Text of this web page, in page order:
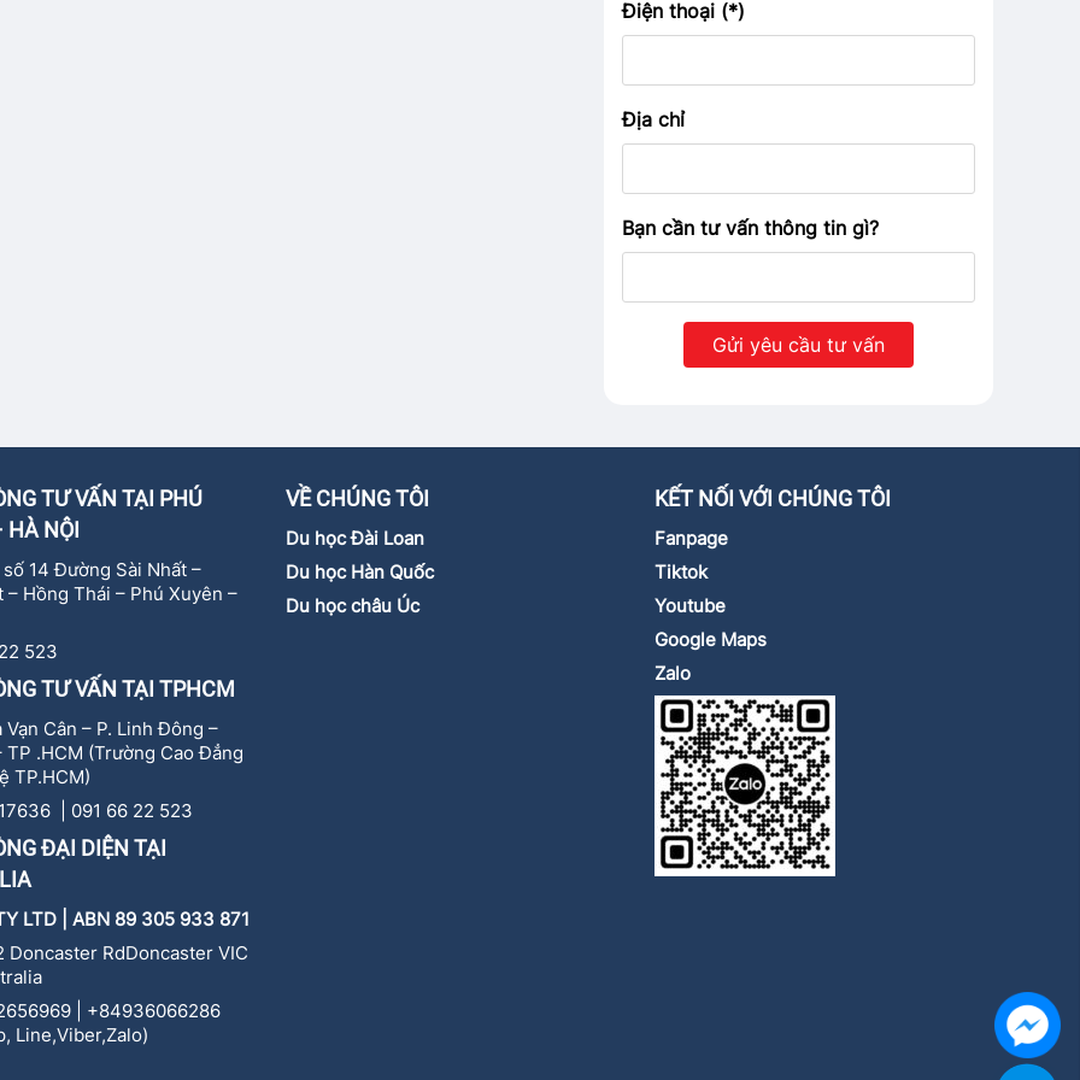
Điện thoại (*)
Địa chỉ
Bạn cần tư vấn thông tin gì?
TƯ VẤN TẠI PHÚ
HÀ NỘI
14 Đường Sài Nhất –
– Hồng Thái – Phú Xuyên –
523
TƯ VẤN TẠI TPHCM
Vạn Cân – P. Linh Đông –
.HCM (Trường Cao Đẳng
TP.HCM)
| 091 66 22 523
ĐẠI DIỆN TẠI
LTD | ABN 89 305 933 871
Doncaster RdDoncaster VIC
| +84936066286
Line,Viber,Zalo)
VỀ CHÚNG TÔI
Du học Đài Loan
Du học Hàn Quốc
Du học châu Úc
KẾT NỐI VỚI CHÚNG TÔI
Fanpage
Tiktok
Youtube
Google Maps
Zalo